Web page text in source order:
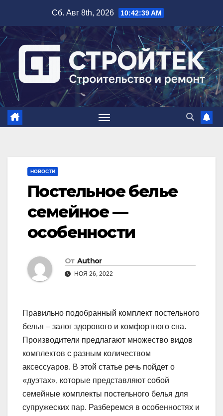
содержимому
Сб. Авг 8th, 2026 10:42:40 AM
НОВОСТИ
Постельное белье
семейное —
особенности
От Author
НОЯ 26, 2022
Правильно подобранный комплект постельного
белья – залог здорового и комфортного сна.
Производители предлагают множество видов
комплектов с разным количеством
аксессуаров. В этой статье речь пойдет о
«дуэтах», которые представляют собой
семейные комплекты постельного белья для
супружеских пар. Разберемся в особенностях и